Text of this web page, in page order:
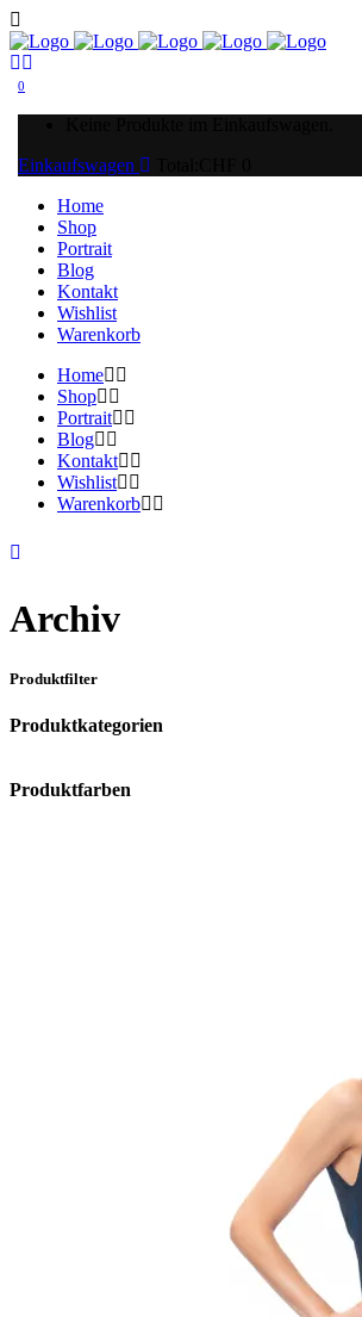
0
Einkaufswagen
Home
Shop
Portrait
Blog
Kontakt
Wishlist
Warenkorb
Home
Shop
Portrait
Blog
Kontakt
Wishlist
Warenkorb
Archiv
Produktfilter
Produktkategorien
Produktfarben